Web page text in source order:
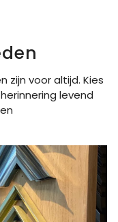
zijn voor altijd. Kies
levend